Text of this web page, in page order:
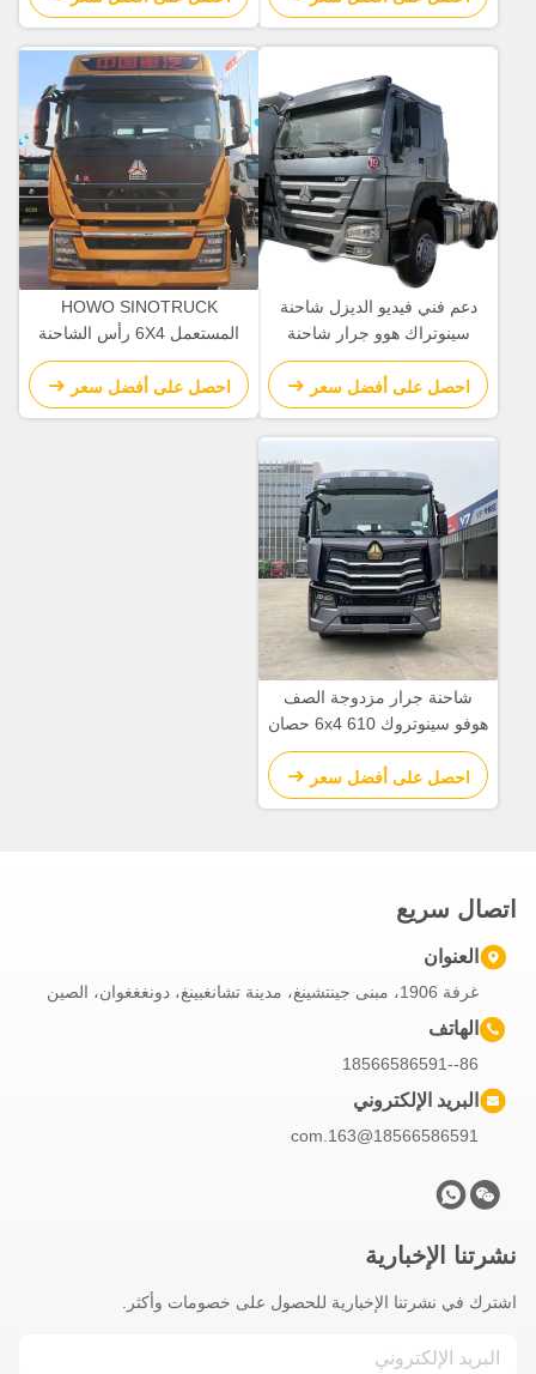
دعم فني فيديو الديزل شاحنة
سينوتراك هوو جرار شاحنة
375HP سحب جرار سحب
احصل على أفضل سعر
HOWO SINOTRUCK
المستعمل 6X4 رأس الشاحنة
T7H 460 شاحنة الجرار مع
انبعاثات يورو 5
احصل على أفضل سعر
شاحنة جرار مزدوجة الصف
هوفو سينوتروك 6x4 610 حصان
10 عجلات يدوية
احصل على أفضل سعر
اتصال سريع
العنوان
غرفة 1906، مبنى جينتشينغ، مدينة تشانغبينغ، دونغغغوان، الصين
الهاتف
86--18566586591
البريد الإلكتروني
18566586591@163.com
نشرتنا الإخبارية
اشترك في نشرتنا الإخبارية للحصول على خصومات وأكثر.